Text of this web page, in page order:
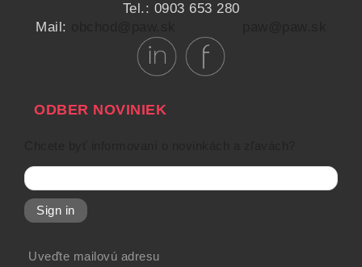
Tel.: 0903 653 280
Mail:
ODBER NOVINIEK
Sign in
Uveďte mailovú adresu